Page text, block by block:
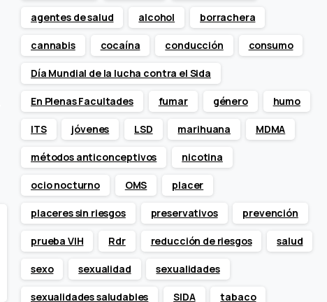
agentes de salud alcohol borrachera
cannabis cocaína conducción consumo
Día Mundial de la lucha contra el Sida
En Plenas Facultades fumar género humo
ITS jóvenes LSD marihuana MDMA
métodos anticonceptivos nicotina
ocio nocturno OMS placer
placeres sin riesgos preservativos prevención
prueba VIH Rdr reducción de riesgos salud
sexo sexualidad sexualidades
sexualidades saludables SIDA tabaco